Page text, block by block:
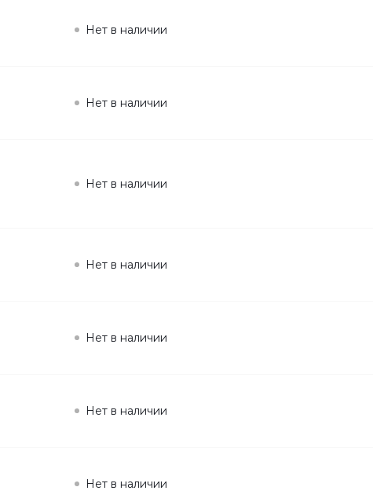
Нет в наличии
Нет в наличии
Нет в наличии
Нет в наличии
Нет в наличии
Нет в наличии
Нет в наличии